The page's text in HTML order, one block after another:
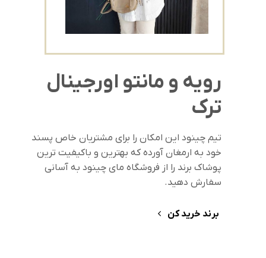
رویه و مانتو اورجینال
ترک
تیم چینود این امکان را برای مشتریان خاص پسند
خود به ارمغان آورده که بهترین و باکیفیت ترین
پوشاک برند را از فروشگاه مای چینود به آسانی
سفارش دهید.
برند خرید کن